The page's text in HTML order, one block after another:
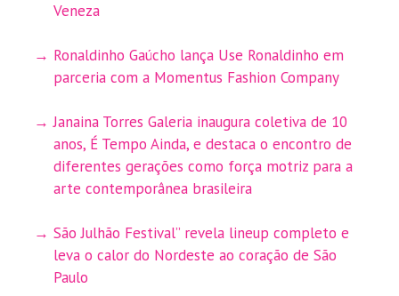
Veneza
Ronaldinho Gaúcho lança Use Ronaldinho em
parceria com a Momentus Fashion Company
Janaina Torres Galeria inaugura coletiva de 10
anos, É Tempo Ainda, e destaca o encontro de
diferentes gerações como força motriz para a
arte contemporânea brasileira
São Julhão Festival” revela lineup completo e
leva o calor do Nordeste ao coração de São
Paulo